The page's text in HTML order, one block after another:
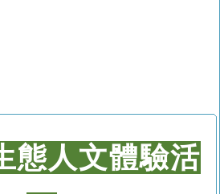
態人文體驗活